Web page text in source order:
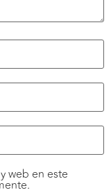
web en este